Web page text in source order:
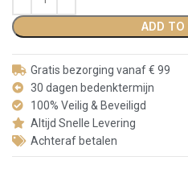
ADD TO
Gratis bezorging vanaf € 99
30 dagen bedenktermijn
100% Veilig & Beveiligd
Altijd Snelle Levering
Achteraf betalen